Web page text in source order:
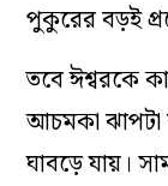
পুকুরের বড়ই
তবে ঈশ্বরকে
আচমকা ঝাপটা
ঘাবড়ে যায়।